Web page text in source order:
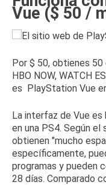
Vue ($ 50 /
Por $ 50, obtienes 50
HBO NOW, WATCH
es PlayStation Vue
La interfaz de Vue
en una PS4. Según el
obtienen "mucho
específicamente,
programas y pueden
28 días. Comparado